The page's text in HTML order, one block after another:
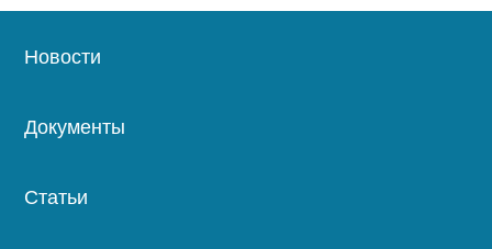
Основная
Новости
Документы
Статьи